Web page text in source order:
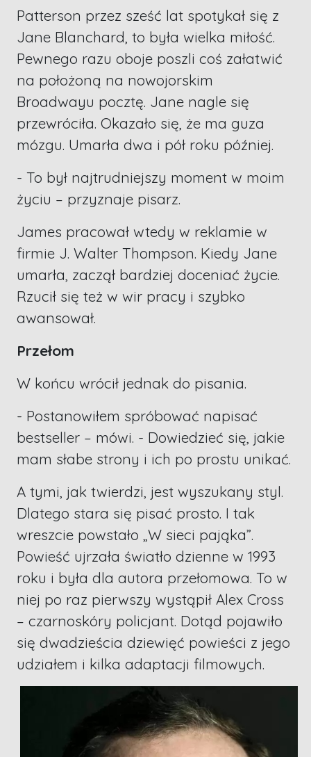
Patterson przez sześć lat spotykał się z
Jane Blanchard, to była wielka miłość.
Pewnego razu oboje poszli coś załatwić
na położoną na nowojorskim
Broadwayu pocztę. Jane nagle się
przewróciła. Okazało się, że ma guza
mózgu. Umarła dwa i pół roku później.
- To był najtrudniejszy moment w moim
życiu – przyznaje pisarz.
James pracował wtedy w reklamie w
firmie J. Walter Thompson. Kiedy Jane
umarła, zaczął bardziej doceniać życie.
Rzucił się też w wir pracy i szybko
awansował.
Przełom
W końcu wrócił jednak do pisania.
- Postanowiłem spróbować napisać
bestseller – mówi. - Dowiedzieć się, jakie
mam słabe strony i ich po prostu unikać.
A tymi, jak twierdzi, jest wyszukany styl.
Dlatego stara się pisać prosto. I tak
wreszcie powstało „W sieci pająka”.
Powieść ujrzała światło dzienne w 1993
roku i była dla autora przełomowa. To w
niej po raz pierwszy wystąpił Alex Cross
– czarnoskóry policjant. Dotąd pojawiło
się dwadzieścia dziewięć powieści z jego
udziałem i kilka adaptacji filmowych.